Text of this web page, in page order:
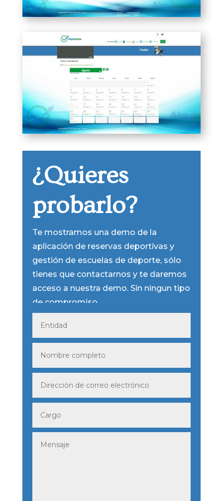
¿Quieres
probarlo?
Te mostramos una demo de la
aplicación de reservas deportivas y
gestión de escuelas de deporte, sólo
tienes que contactarnos y te daremos
acceso a nuestra demo. Sin ningun tipo
de compromiso